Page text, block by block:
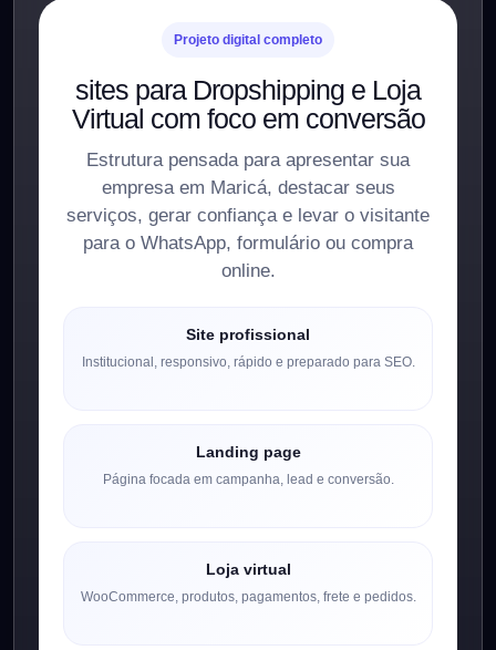
Projeto digital completo
sites para Dropshipping e Loja
Virtual com foco em conversão
Estrutura pensada para apresentar sua
empresa em Maricá, destacar seus
serviços, gerar confiança e levar o visitante
para o WhatsApp, formulário ou compra
online.
Site profissional
Institucional, responsivo, rápido e preparado para SEO.
Landing page
Página focada em campanha, lead e conversão.
Loja virtual
WooCommerce, produtos, pagamentos, frete e pedidos.